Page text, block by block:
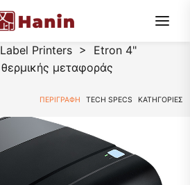
Label Printers >
Etron 4"
μεταφοράς
ΠΕΡΙΓΡΑΦΗ TECH SPECS ΚΑΤΗΓΟΡΙΕΣ